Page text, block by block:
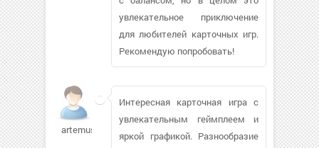
увлекательное приключение
для любителей карточных игр.
Рекомендую попробовать!
artemushe841
Интересная карточная игра с
увлекательным геймплеем и
яркой графикой. Разнообразие